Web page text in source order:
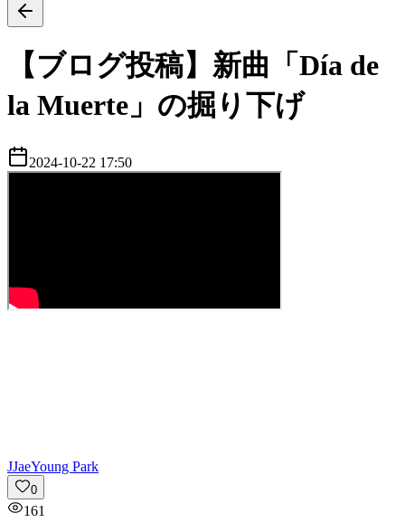
【ブログ投稿】新曲「Día de
la Muerte」の掘り下げ
2024-10-22 17:50
JJaeYoung Park
0
161